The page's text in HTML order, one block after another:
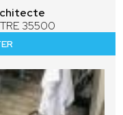
35500